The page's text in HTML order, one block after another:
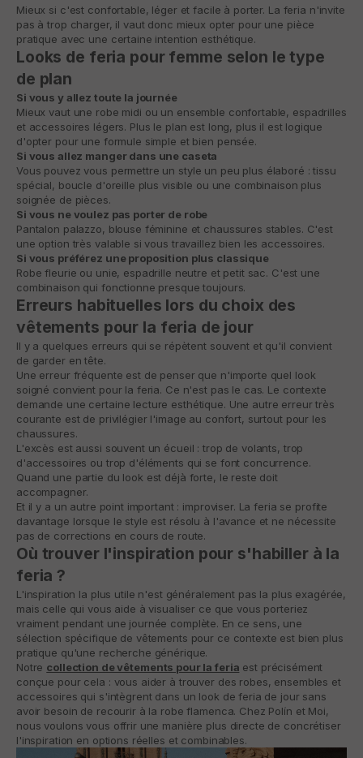
Mieux si c'est confortable, léger et facile à porter. La feria n'invite
pas à trop charger, il vaut donc mieux opter pour une pièce
pratique avec une certaine intention esthétique.
Looks de feria pour femme selon le type
de plan
Si vous y allez toute la journée
Mieux vaut une robe midi ou un ensemble confortable, espadrilles
et accessoires légers. Plus le plan est long, plus il est logique
d'opter pour une formule simple et bien pensée.
Si vous allez manger dans une caseta
Vous pouvez vous permettre un style un peu plus élaboré : tissu
spécial, boucle d'oreille plus visible ou une combinaison plus
soignée de pièces.
Si vous ne voulez pas porter de robe
Pantalon palazzo, blouse féminine et chaussures stables. C'est
une option très valable si vous travaillez bien les accessoires.
Si vous préférez une proposition plus classique
Robe fleurie ou unie, espadrille neutre et petit sac. C'est une
combinaison qui fonctionne presque toujours.
Erreurs habituelles lors du choix des
vêtements pour la feria de jour
Il y a quelques erreurs qui se répètent souvent et qu'il convient
de garder en tête.
Une erreur fréquente est de penser que n'importe quel look
soigné convient pour la feria. Ce n'est pas le cas. Le contexte
demande une certaine lecture esthétique. Une autre erreur très
courante est de privilégier l'image au confort, surtout pour les
chaussures.
L'excès est aussi souvent un écueil : trop de volants, trop
d'accessoires ou trop d'éléments qui se font concurrence.
Quand une partie du look est déjà forte, le reste doit
accompagner.
Et il y a un autre point important : improviser. La feria se profite
davantage lorsque le style est résolu à l'avance et ne nécessite
pas de corrections en cours de route.
Où trouver l'inspiration pour s'habiller à la
feria ?
L'inspiration la plus utile n'est généralement pas la plus exagérée,
mais celle qui vous aide à visualiser ce que vous porteriez
vraiment pendant une journée complète. En ce sens, une
sélection spécifique de vêtements pour ce contexte est bien plus
pratique qu'une recherche générique.
Notre collection de vêtements pour la feria est précisément
conçue pour cela : vous aider à trouver des robes, ensembles et
accessoires qui s'intègrent dans un look de feria de jour sans
avoir besoin de recourir à la robe flamenca. Chez Polín et Moi,
nous voulons vous offrir une manière plus directe de concrétiser
l'inspiration en options réelles et combinables.